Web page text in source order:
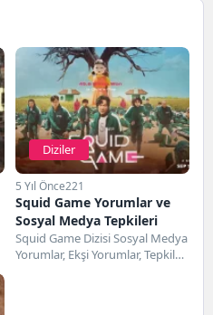
Diziler
5 Yıl Önce221
Squid Game Yorumlar ve
Sosyal Medya Tepkileri
Squid Game Dizisi Sosyal Medya
Yorumlar, Ekşi Yorumlar, Tepkiler